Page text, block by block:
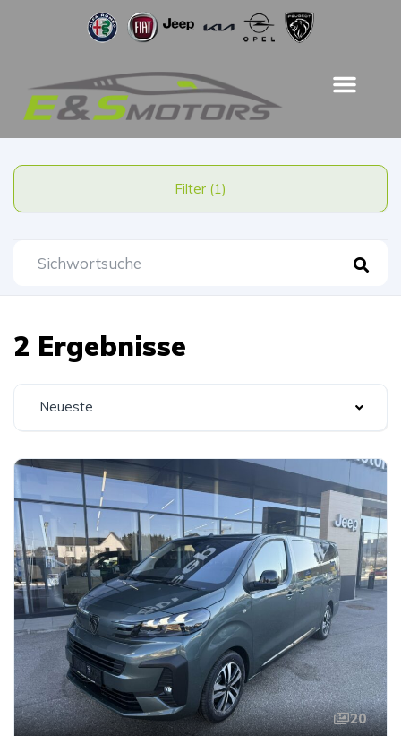
Filter (1)
2 Ergebnisse
Neueste
20